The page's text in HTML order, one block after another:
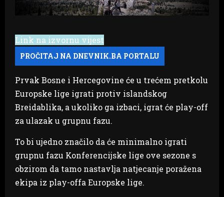
Link na izvornu vijest
Prvak Bosne i Hercegovine će u trećem pretkolu
Europske lige igrati protiv islandskog
Breidablika, a ukoliko ga izbaci, igrat će play-off
za ulazak u grupnu fazu.
To bi ujedno značilo da će minimalno igrati
grupnu fazu Konferencijske lige ove sezone s
obzirom da tamo nastavlja natjecanje poražena
ekipa iz play-offa Europske lige.